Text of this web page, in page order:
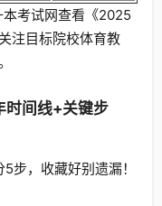
考试网查看《2025
注目标院校体育教
间线+关键步
步，收藏好别遗漏！